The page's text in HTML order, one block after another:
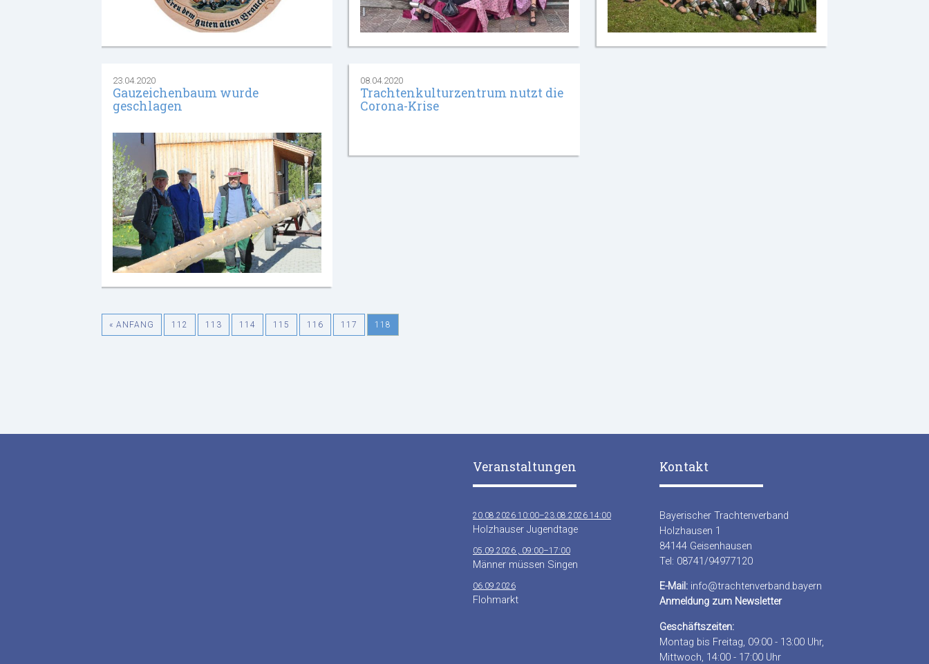
23.04.2020
Gauzeichenbaum wurde
geschlagen
08.04.2020
Trachtenkulturzentrum nutzt die
Corona-Krise
« ANFANG 112 113 114 115 116 117 118
Veranstaltungen
20.08.2026 10:00–23.08.2026 14:00
Holzhauser Jugendtage
05.09.2026 , 09:00–17:00
Männer müssen Singen
06.09.2026
Flohmarkt
Kontakt
Bayerischer Trachtenverband
Holzhausen 1
84144 Geisenhausen
Tel: 08741/94977120
E-Mail: info@trachtenverband.bayern
Anmeldung zum Newsletter
Geschäftszeiten:
Montag bis Freitag, 09:00 - 13:00 Uhr,
Mittwoch, 14:00 - 17:00 Uhr